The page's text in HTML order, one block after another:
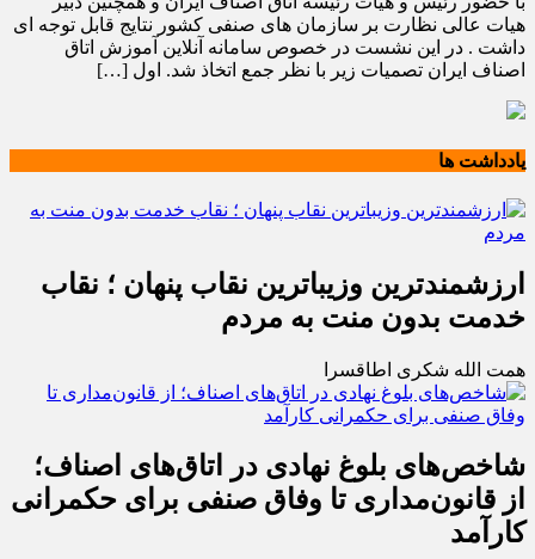
هیات عالی نظارت بر سازمان های صنفی کشور نتایج قابل توجه ای
داشت . در این نشست در خصوص سامانه آنلاین آموزش اتاق
اصناف ایران تصمیات زیر با نظر جمع اتخاذ شد. اول […]
یادداشت ها
ارزشمندترین وزیباترین نقاب پنهان ؛ نقاب
خدمت بدون منت به مردم
همت الله شکری اطاقسرا
شاخص‌های بلوغ نهادی در اتاق‌های اصناف؛
از قانون‌مداری تا وفاق صنفی برای حکمرانی
کارآمد